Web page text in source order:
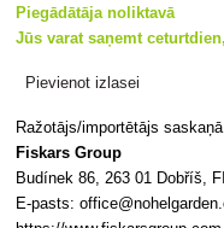
Piegādātāja noliktavā
Jūs varat saņemt
Pievienot izlasei
Ražotājs/importētājs
Fiskars Group
Budínek 86, 263 01 Dobříš,
E-pasts: